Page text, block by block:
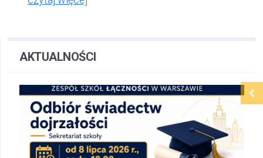
AKTUALNOŚCI